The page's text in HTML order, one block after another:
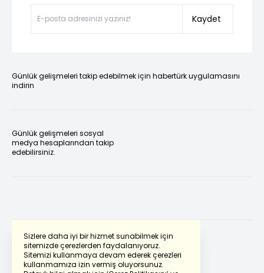
Sizlere daha iyi bir hizmet sunabilmek için
sitemizde çerezlerden faydalanıyoruz.
Sitemizi kullanmaya devam ederek çerezleri
kullanmamıza izin vermiş oluyorsunuz.
Kaydet
Günlük gelişmeleri takip edebilmek için habertürk uygulamasını
indirin
Günlük gelişmeleri sosyal
medya hesaplarından takip
edebilirsiniz.
Powered by Translate